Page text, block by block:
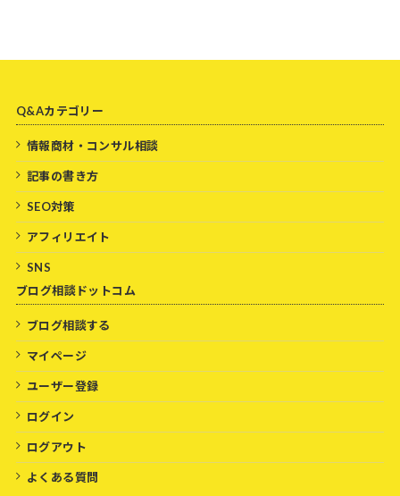
Q&Aカテゴリー
情報商材・コンサル相談
記事の書き方
SEO対策
アフィリエイト
SNS
ブログ相談ドットコム
ブログ相談する
マイページ
ユーザー登録
ログイン
ログアウト
よくある質問